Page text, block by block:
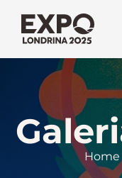
Home